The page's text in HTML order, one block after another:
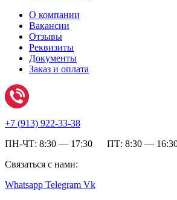
О компании
Вакансии
Отзывы
Реквизиты
Документы
Заказ и оплата
+7 (913) 922-33-38
ПН-ЧТ: 8:30 — 17:30 ПТ: 8:30 —
Связаться с нами:
Whatsapp Telegram Vk